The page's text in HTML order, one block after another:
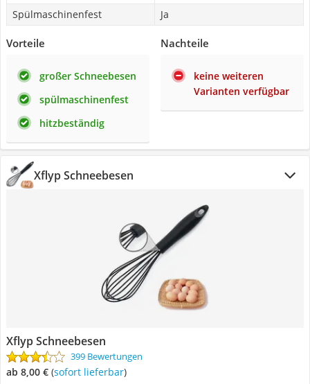
Spülmaschinenfest
Ja
Vorteile
großer Schneebesen
spülmaschinenfest
hitzbeständig
Nachteile
keine weiteren
Varianten verfügbar
Xflyp Schneebesen
Xflyp Schneebesen
399 Bewertungen
ab 8,00 € ( Sofort lieferbar)